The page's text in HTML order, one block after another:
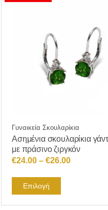
Γυναικεία Σκουλαρίκια
Ασημένια σκουλαρίκια
με πράσινο ζιργκόν
€24.00 – €26.00Price
Επιλογή
το
προϊόν